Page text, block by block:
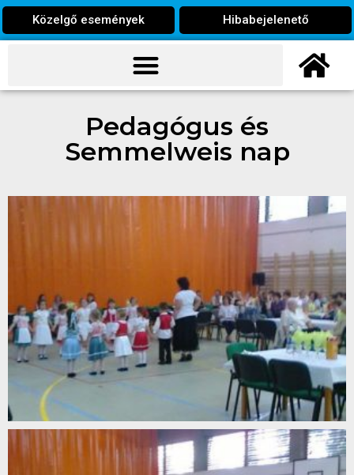
Közelgő események Hibabejelenető
Pedagógus és
Semmelweis nap